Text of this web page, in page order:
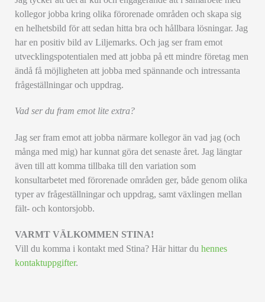
kollegor jobba kring olika förorenade områden och skapa sig
en helhetsbild för att sedan hitta bra och hållbara lösningar. Jag
har en positiv bild av Liljemarks. Och jag ser fram emot
utvecklingspotentialen med att jobba på ett mindre företag men
ändå få möjligheten att jobba med spännande och intressanta
frågeställningar och uppdrag.
Vad ser du fram emot lite extra?
Jag ser fram emot att jobba närmare kollegor än vad jag (och
många med mig) har kunnat göra det senaste året. Jag längtar
även till att komma tillbaka till den variation som
konsultarbetet med förorenade områden ger, både genom olika
typer av frågeställningar och uppdrag, samt växlingen mellan
fält- och kontorsjobb.
VARMT VÄLKOMMEN STINA!
Vill du komma i kontakt med Stina? Här hittar duhennes
kontaktuppgifter.